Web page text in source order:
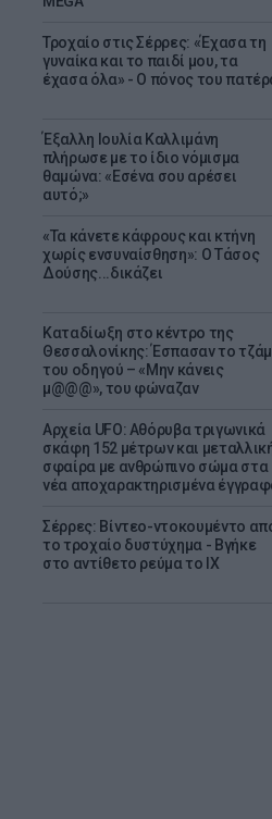
Τροχαίο στις Σέρρες: «Έχασα τη
γυναίκα και το παιδί μου, τα
έχασα όλα» - Ο πόνος του
Έξαλλη Ιουλία Καλλιμάνη
πλήρωσε με το ίδιο νόμισμα
θαμώνα: «Εσένα σου αρέσει
αυτό;»
«Τα κάνετε κάφρους και κτήνη
χωρίς ενσυναίσθηση»: Ο Τάσος
Δούσης...δικάζει
Καταδίωξη στο κέντρο της
Θεσσαλονίκης: Έσπασαν το
του οδηγού – «Μην κάνεις
μ@@@», του φώναζαν
Αρχεία UFO: Αθόρυβα τριγωνικά
σκάφη 152 μέτρων και
σφαίρα με ανθρώπινο σώμα στα
νέα αποχαρακτηρισμένα
Σέρρες: Βίντεο-ντοκουμέντο
το τροχαίο δυστύχημα - Βγήκε
στο αντίθετο ρεύμα το ΙΧ